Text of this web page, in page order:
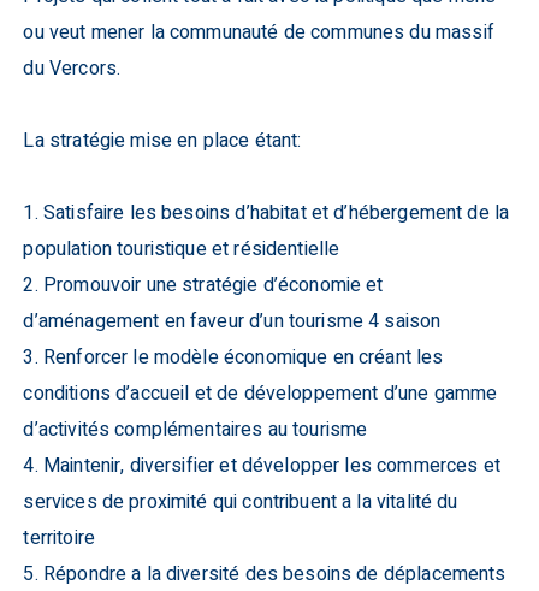
ou veut mener la communauté de communes du massif
du Vercors.
La stratégie mise en place étant:
1. Satisfaire les besoins d’habitat et d’hébergement de la
population touristique et résidentielle
2. Promouvoir une stratégie d’économie et
d’aménagement en faveur d’un tourisme 4 saison
3. Renforcer le modèle économique en créant les
conditions d’accueil et de développement d’une gamme
d’activités complémentaires au tourisme
4. Maintenir, diversifier et développer les commerces et
services de proximité qui contribuent a la vitalité du
territoire
5. Répondre a la diversité des besoins de déplacements